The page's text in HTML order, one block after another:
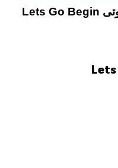
دانلود مجموعه فایل های صوتی Lets Go Begin
Lets